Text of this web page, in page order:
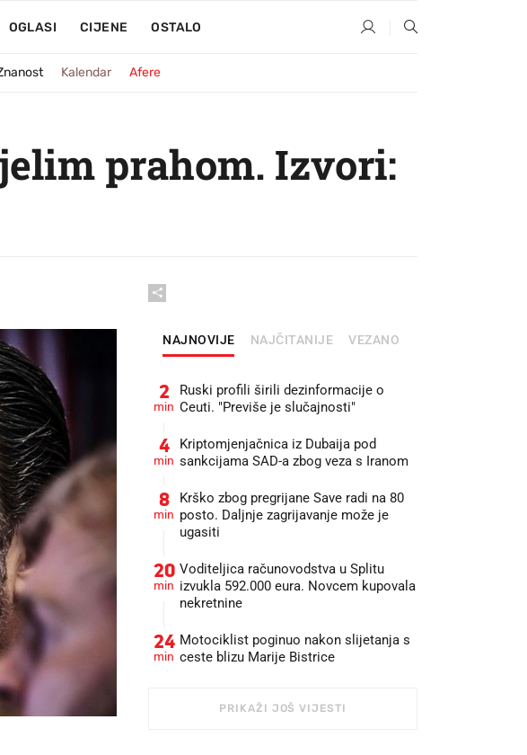
OGLASI CIJENE OSTALO
Kalendar Afere
prahom. Izvori:
NAJNOVIJE NAJČITANIJE VEZANO
2
min
Ruski profili širili dezinformacije o
Ceuti. "Previše je slučajnosti"
4
min
Kriptomjenjačnica iz Dubaija pod
sankcijama SAD-a zbog veza s Iranom
8
min
Krško zbog pregrijane Save radi na 80
posto. Daljnje zagrijavanje može je
ugasiti
20
min
Voditeljica računovodstva u Splitu
izvukla 592.000 eura. Novcem kupovala
nekretnine
24
min
Motociklist poginuo nakon slijetanja s
ceste blizu Marije Bistrice
PRIKAŽI JOŠ VIJESTI